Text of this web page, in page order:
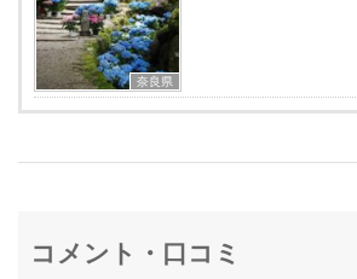
奈良県
コメント・口コミ